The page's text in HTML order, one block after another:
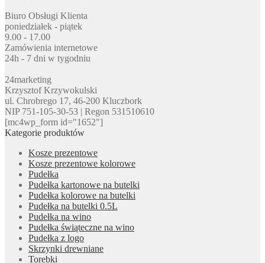
Biuro Obsługi Klienta
poniedziałek - piątek
9.00 - 17.00
Zamówienia internetowe
24h - 7 dni w tygodniu
24marketing
Krzysztof Krzywokulski
ul. Chrobrego 17, 46-200 Kluczbork
NIP 751-105-30-53 | Regon 531510610
[mc4wp_form id="1652"]
Kategorie produktów
Kosze prezentowe
Kosze prezentowe kolorowe
Pudełka
Pudełka kartonowe na butelki
Pudełka kolorowe na butelki
Pudełka na butelki 0.5L
Pudełka na wino
Pudełka świąteczne na wino
Pudełka z logo
Skrzynki drewniane
Torebki